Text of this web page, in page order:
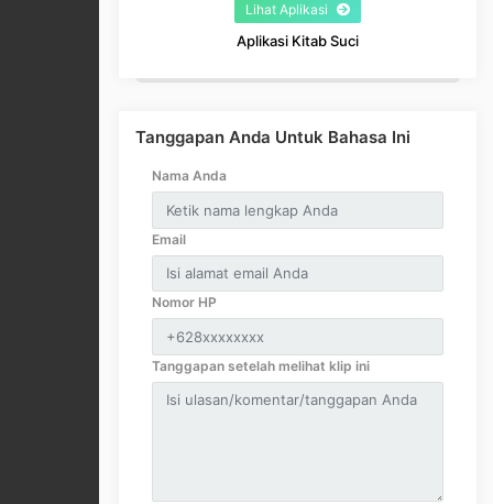
Lihat Aplikasi
Aplikasi Kitab Suci
Tanggapan Anda Untuk Bahasa Ini
Nama Anda
Email
Nomor HP
Tanggapan setelah melihat klip ini